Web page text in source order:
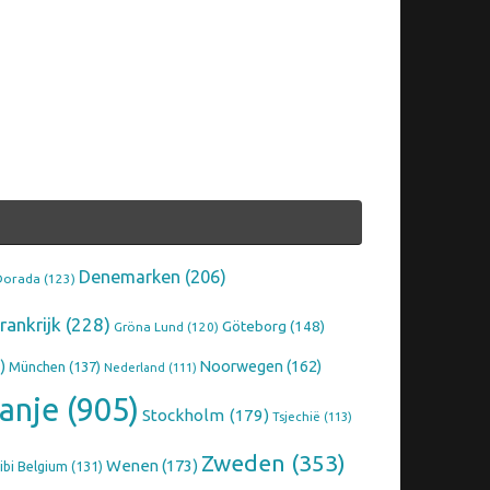
(123) Denemarken (206)
(228) Gröna Lund (120) Göteborg (148)
München (137) Nederland (111) Noorwegen (162)
(905) Stockholm (179) Tsjechië (113)
Belgium (131) Wenen(173) Zweden (353)